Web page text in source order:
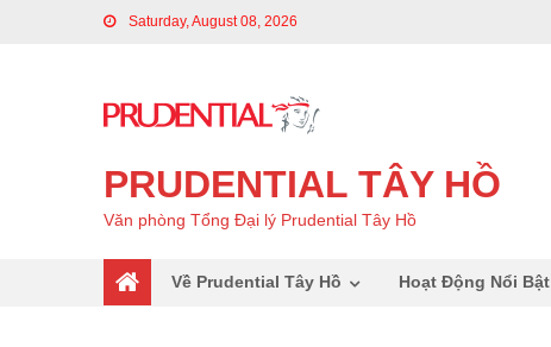
Saturday, August 08, 2026
PRUDENTIAL TÂY HỒ
Văn phòng Tổng Đại lý Prudential Tây Hồ
Về Prudential Tây Hồ Hoạt Động Nổi Bật